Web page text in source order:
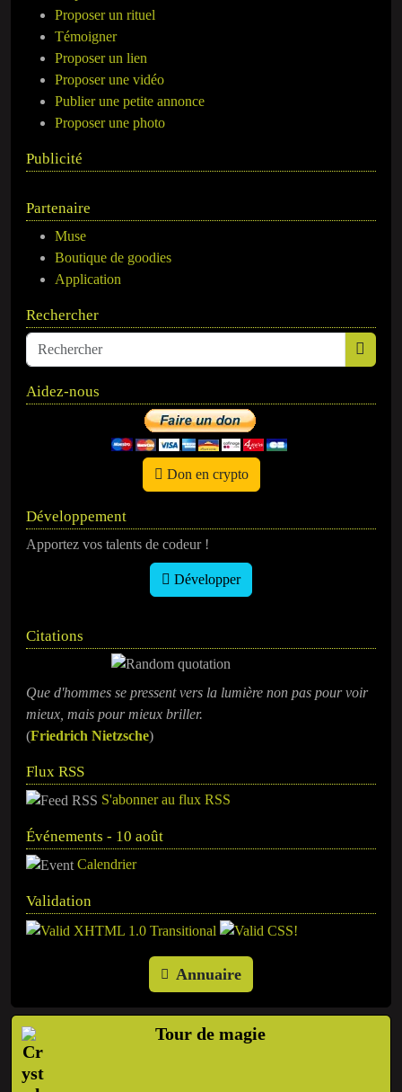
Proposer un rituel
Témoigner
Proposer un lien
Proposer une vidéo
Publier une petite annonce
Proposer une photo
Publicité
Partenaire
Muse
Boutique de goodies
Application
Rechercher
Aidez-nous
Don en crypto
Développement
Apportez vos talents de codeur !
Développer
Citations
Que d'hommes se pressent vers la lumière non pas pour voir
mieux, mais pour mieux briller.
(Friedrich Nietzsche)
Flux RSS
S'abonner au flux RSS
Événements - 10 août
Calendrier
Validation
Annuaire
Tour de magie